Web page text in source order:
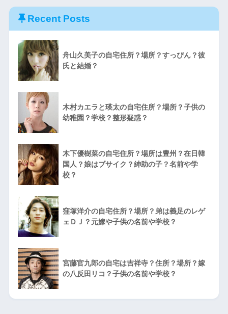
Recent Posts
舟山久美子の自宅住所？場所？すっぴん？彼
氏と結婚？
木村カエラと瑛太の自宅住所？場所？子供の
幼稚園？学校？整形疑惑？
木下優樹菜の自宅住所？場所は豊州？在日韓
国人？娘はブサイク？紳助の子？名前や学
校？
窪塚洋介の自宅住所？場所？弟は義足のレゲ
ェＤＪ？元嫁や子供の名前や学校？
宮藤官九郎の自宅は吉祥寺？住所？場所？嫁
の八反田リコ？子供の名前や学校？